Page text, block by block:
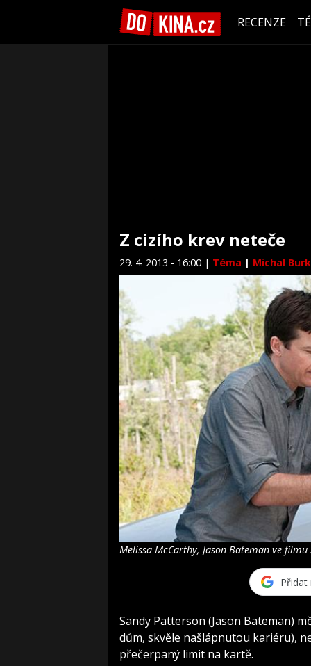
RECENZE
Z cizího krev neteče
29. 4. 2013 - 16:00 | Téma | Michal
Melissa McCarthy, Jason Bateman ve
Přidat
Sandy Patterson (Jason Bateman)
dům, skvěle našlápnutou kariéru),
přečerpaný limit na kartě.